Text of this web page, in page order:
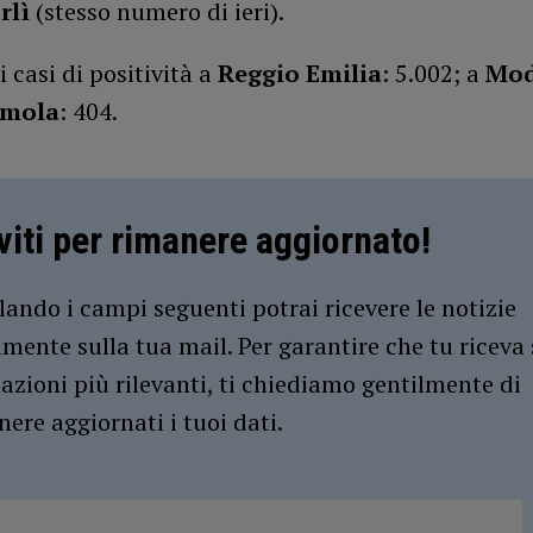
(stesso numero di ieri).
i casi di positività a Reggio Emilia: 5.002; a
: 404.
per rimanere aggiornato!
i campi seguenti potrai ricevere le notizie
sulla tua mail. Per garantire che tu riceva
più rilevanti, ti chiediamo gentilmente di
aggiornati i tuoi dati.